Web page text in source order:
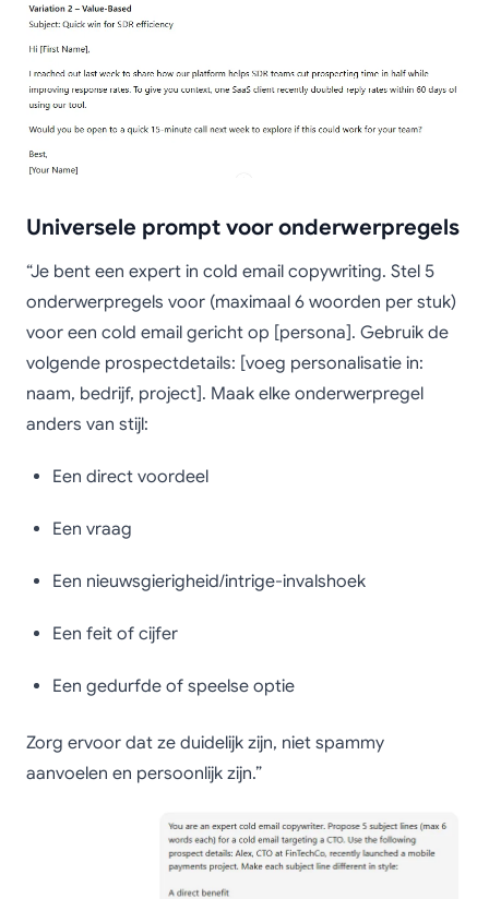
Universele prompt voor onderwerpregels
“Je bent een expert in cold email copywriting. Stel 5
onderwerpregels voor (maximaal 6 woorden per stuk)
voor een cold email gericht op [persona]. Gebruik de
volgende prospectdetails: [voeg personalisatie in:
naam, bedrijf, project]. Maak elke onderwerpregel
anders van stijl:
Een direct voordeel
Een vraag
Een nieuwsgierigheid/intrige-invalshoek
Een feit of cijfer
Een gedurfde of speelse optie
Zorg ervoor dat ze duidelijk zijn, niet spammy
aanvoelen en persoonlijk zijn.”